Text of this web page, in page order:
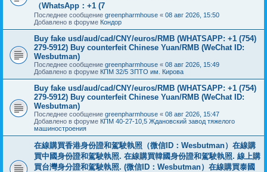
（WhatsApp：+1 (7
Последнее сообщение greenpharmhouse « 08 авг 2026, 15:50
Добавлено в форуме Кондор
Buy fake usd/aud/cad/CNY/euros/RMB (WHATSAPP: +1 (754)
279-5912) Buy counterfeit Chinese Yuan/RMB (WeChat ID:
Wesbutman)
Последнее сообщение greenpharmhouse « 08 авг 2026, 15:49
Добавлено в форуме КПМ 32/5 ЗПТО им. Кирова
Buy fake usd/aud/cad/CNY/euros/RMB (WHATSAPP: +1 (754)
279-5912) Buy counterfeit Chinese Yuan/RMB (WeChat ID:
Wesbutman)
Последнее сообщение greenpharmhouse « 08 авг 2026, 15:47
Добавлено в форуме КПМ 40-27-10,5 Ждановский завод тяжелого
машиностроения
在線購買香港身份證和駕駛執照（微信ID：Wesbutman）在線購
買中國身份證和駕駛執照. 在線購買韓國身份證和駕駛執照. 線上購
買台灣身分證和駕駛執照. (微信ID：Wesbutman）在線購買泰國